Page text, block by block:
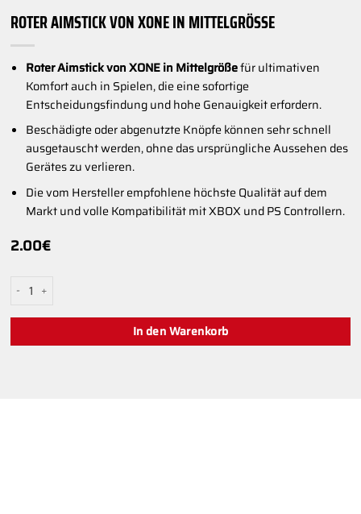
ROTER AIMSTICK VON XONE IN MITTELGRÖSSE
Roter Aimstick von XONE in Mittelgrößefür ultimativen
Komfort auch in Spielen, die eine sofortige
Entscheidungsfindung und hohe Genauigkeit erfordern.
Beschädigte oder abgenutzte Knöpfe können sehr schnell
ausgetauscht werden, ohne das ursprüngliche Aussehen des
Gerätes zu verlieren.
Die vom Hersteller empfohlene höchste Qualität auf dem
Markt und volle Kompatibilität mit XBOX und PS Controllern.
2.00€
Roter Aimstick von XONE in Mittelgröße Menge
In den Warenkorb